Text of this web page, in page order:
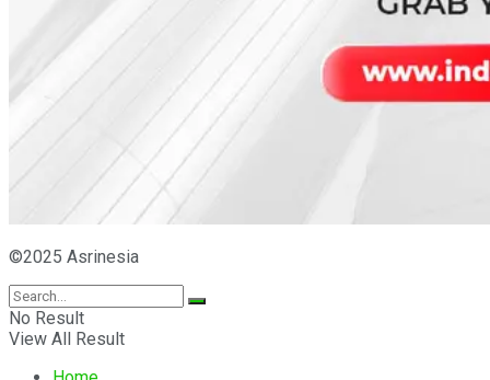
©2025 Asrinesia
No Result
View All Result